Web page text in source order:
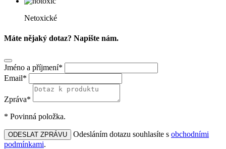
Netoxické
Máte nějaký dotaz? Napište nám.
Jméno a příjmení*
Email*
Zpráva*
* Povinná položka.
ODESLAT ZPRÁVU Odesláním dotazu souhlasíte s obchodními
podmínkami.